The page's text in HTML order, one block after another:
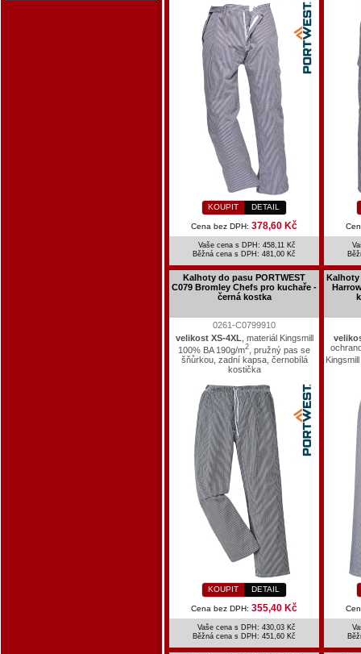
KOUPIT DETAIL
Cena bez DPH: 378,60 Kč
Vaše cena s DPH: 458,11 Kč
Běžná cena s DPH: 481,00 Kč
Kalhoty do pasu PORTWEST
C079 Bromley Chefs pro kuchaře -
černá kostka
0261-C0799910
velikost XS-4XL , materiál Kingsmill
100% BA 190g/m2 , pružný pas se
šňůrkou, zadní kapsa, černobílá
kostička
KOUPIT DETAIL
Cena bez DPH: 355,40 Kč
Vaše cena s DPH: 430,03 Kč
Běžná cena s DPH: 451,60 Kč
Kalhoty